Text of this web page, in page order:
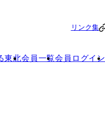
リンク集
東北会員一覧会員ログイン